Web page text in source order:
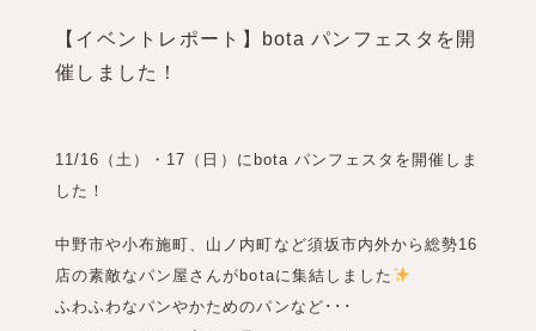
【イベントレポート】bota パンフェスタを開
催しました！
11/16（土）・17（日）にbota パンフェスタを開催しま
した！
中野市や小布施町、山ノ内町など須坂市内外から総勢16
店の素敵なパン屋さんがbotaに集結しました
ふわふわなパンやかためのパンなど･･･